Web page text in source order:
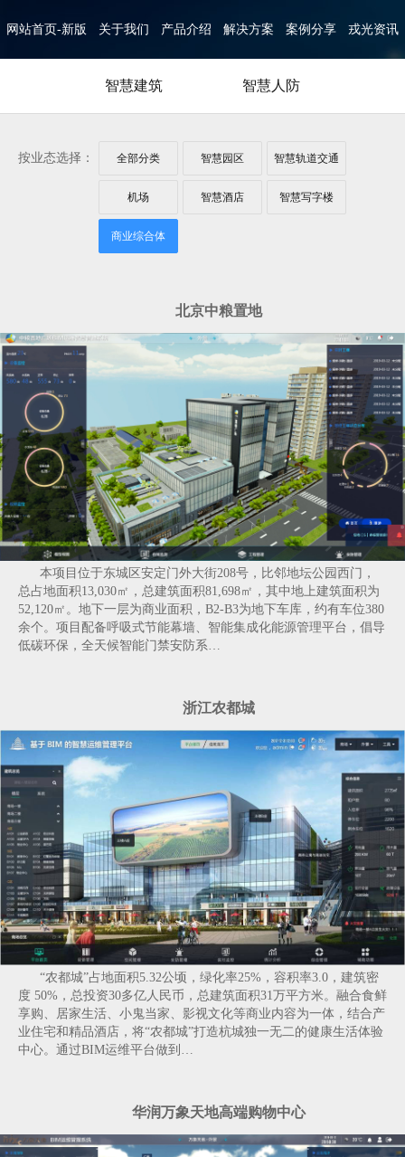
网站首页-新版 关于我们 产品介绍 解决方案 案例分享 戎光资讯
智慧建筑 智慧人防
按业态选择： 全部分类 智慧园区 智慧轨道交通
机场 智慧酒店 智慧写字楼
商业综合体
北京中粮置地
本项目位于东城区安定门外大街208号，比邻地坛公园西门，
总占地面积13,030㎡，总建筑面积81,698㎡，其中地上建筑面积为
52,120㎡。地下一层为商业面积，B2-B3为地下车库，约有车位380
余个。项目配备呼吸式节能幕墙、智能集成化能源管理平台，倡导
低碳环保，全天候智能门禁安防系…
浙江农都城
“农都城”占地面积5.32公顷，绿化率25%，容积率3.0，建筑密
度 50%，总投资30多亿人民币，总建筑面积31万平方米。融合食鲜
享购、居家生活、小鬼当家、影视文化等商业内容为一体，结合产
业住宅和精品酒店，将“农都城”打造杭城独一无二的健康生活体验
中心。通过BIM运维平台做到…
华润万象天地高端购物中心